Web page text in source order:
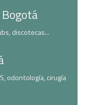
discotecas...
odontología, cirugía